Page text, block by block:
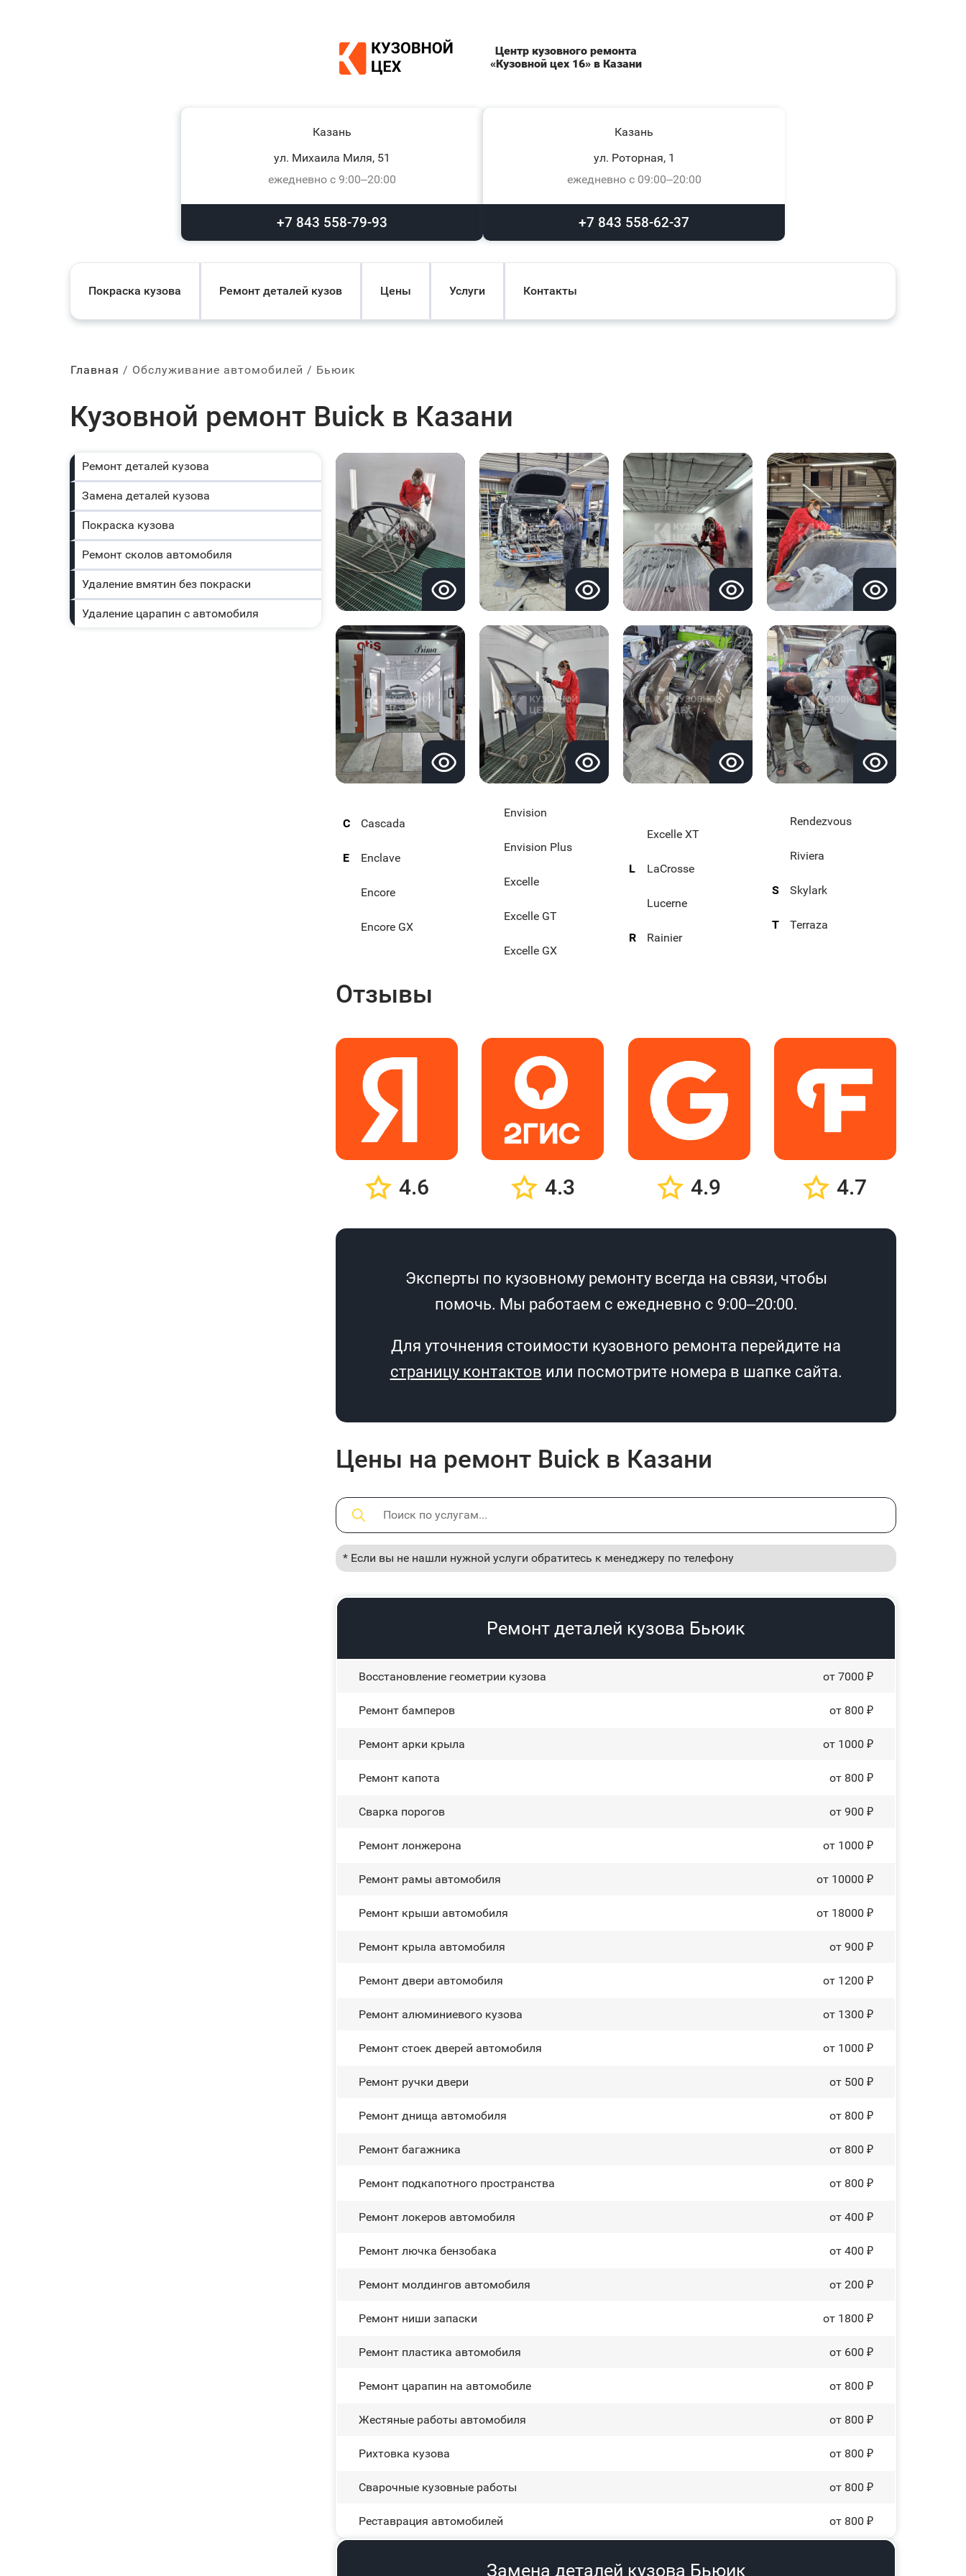
Центр кузовного ремонта
«Кузовной цех 16» в Казани
Казань
ул. Михаила Миля, 51
ежедневно с 9:00–20:00
+7 843 558-79-93
Казань
ул. Роторная, 1
ежедневно с 09:00–20:00
+7 843 558-62-37
Покраска кузова Ремонт деталей кузов Цены Услуги Контакты
Главная Обслуживание автомобилей Бьюик
Кузовной ремонт Buick в Казани
C Cascada
E Enclave
Encore
Encore GX
Envision
Envision Plus
Excelle
Excelle GT
Excelle GX
Excelle XT
L LaCrosse
Lucerne
R Rainier
Rendezvous
Riviera
S Skylark
T Terraza
Отзывы
4.6 4.3 4.9 4.7
Эксперты по кузовному ремонту всегда на связи, чтобы
помочь. Мы работаем с ежедневно с 9:00–20:00.
Для уточнения стоимости кузовного ремонта перейдите на
страницу контактов или посмотрите номера в шапке сайта.
Цены на ремонт Buick в Казани
* Если вы не нашли нужной услуги обратитесь к менеджеру по телефону
Ремонт деталей кузова Бьюик
Восстановление геометрии кузова от 7000 ₽
Ремонт бамперов от 800 ₽
Ремонт арки крыла от 1000 ₽
Ремонт капота от 800 ₽
Сварка порогов от 900 ₽
Ремонт лонжерона от 1000 ₽
Ремонт рамы автомобиля от 10000 ₽
Ремонт крыши автомобиля от 18000 ₽
Ремонт крыла автомобиля от 900 ₽
Ремонт двери автомобиля от 1200 ₽
Ремонт алюминиевого кузова от 1300 ₽
Ремонт стоек дверей автомобиля от 1000 ₽
Ремонт ручки двери от 500 ₽
Ремонт днища автомобиля от 800 ₽
Ремонт багажника от 800 ₽
Ремонт подкапотного пространства от 800 ₽
Ремонт лoĸepoв автомобиля от 400 ₽
Ремонт лючка бензобака от 400 ₽
Ремонт молдингов автомобиля от 200 ₽
Ремонт ниши запаски от 1800 ₽
Ремонт пластика автомобиля от 600 ₽
Ремонт царапин на автомобиле от 800 ₽
Жестяные работы автомобиля от 800 ₽
Рихтовка кузова от 800 ₽
Сварочные кузовные работы от 800 ₽
Реставрация автомобилей от 800 ₽
Замена деталей кузова Бьюик
Ремонт деталей кузова
Замена деталей кузова
Покраска кузова
Ремонт сколов автомобиля
Удаление вмятин без покраски
Удаление царапин с автомобиля